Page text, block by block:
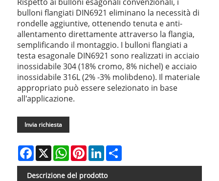
bulloni flangiati DIN6921 eliminano la necessità di
rondelle aggiuntive, ottenendo tenuta e anti-
allentamento direttamente attraverso la flangia,
semplificando il montaggio. I bulloni flangiati a
testa esagonale DIN6921 sono realizzati in acciaio
inossidabile 304 (18% cromo, 8% nichel) e acciaio
inossidabile 316L (2% -3% molibdeno). Il materiale
appropriato può essere selezionato in base
all'applicazione.
Invia richiesta
Facebook
X WhatsAppPinterestLinkedIn
Descrizione del prodotto